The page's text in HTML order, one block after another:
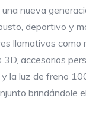
una nueva
deportivo y
llamativos como
accesorios
la luz de freno
brindándole